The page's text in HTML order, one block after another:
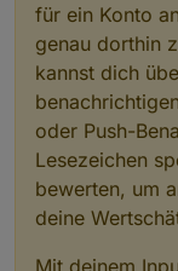
für ein Konto
genau dorthin
kannst dich
oder Push-
Lesezeichen
bewerten, um
deine